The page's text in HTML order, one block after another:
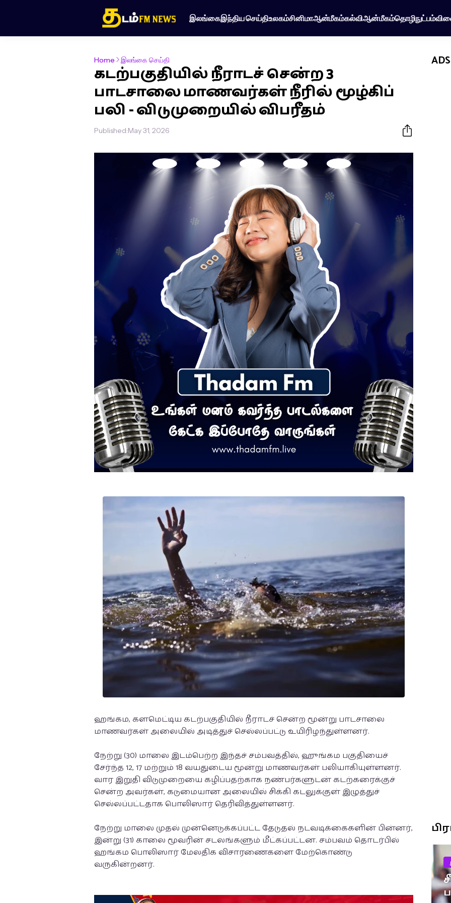
இலங்கைஇந்திய செய்திஉலகம்சினிமாஆன்மீகம்கல்விஆன்மீகம்தொழிநுட்பம்
Home இலங்கை செய்தி
கடற்பகுதியில் நீராடச் சென்ற 3
பாடசாலை மாணவர்கள் நீரில் மூழ்கிப்
பலி - விடுமுறையில் விபரீதம்
Published:May 31, 2026
ஹங்கம, களமெட்டிய கடற்பகுதியில் நீராடச் சென்ற மூன்று பாடசாலை
மாணவர்கள் அலையில் அடித்துச் செல்லப்பட்டு உயிரிழந்துள்ளனர்.
நேற்று (30) மாலை இடம்பெற்ற இந்தச் சம்பவத்தில், ஹுங்கம பகுதியைச்
சேர்ந்த 12, 17 மற்றும் 18 வயதுடைய மூன்று மாணவர்கள் பலியாகியுள்ளனர்.
வார இறுதி விடுமுறையை கழிப்பதற்காக நண்பர்களுடன் கடற்கரைக்குச்
சென்ற அவர்கள், கடுமையான அலையில் சிக்கி கடலுக்குள் இழுத்துச்
செல்லப்பட்டதாக பொலிஸார் தெரிவித்துள்ளனர்.
நேற்று மாலை முதல் முன்னெடுக்கப்பட்ட தேடுதல் நடவடிக்கைகளின் பின்னர்,
இன்று (31) காலை மூவரின் சடலங்களும் மீட்கப்பட்டன. சம்பவம் தொடர்பில்
ஹங்கம பொலிஸார் மேலதிக விசாரணைகளை மேற்கொண்டு
வருகின்றனர்.
ADS